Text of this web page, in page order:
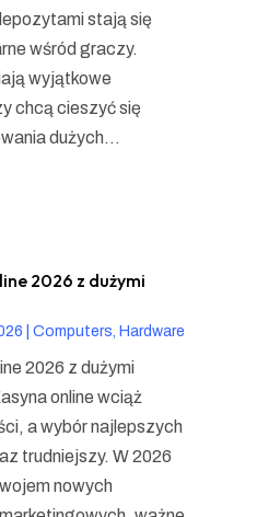
stają się
wśród graczy.
wyjątkowe
chcą cieszyć się
dużych...
2026 z dużymi
Computers, Hardware
2026 z dużymi
online wciąż
a wybór najlepszych
trudniejszy. W 2026
nowych